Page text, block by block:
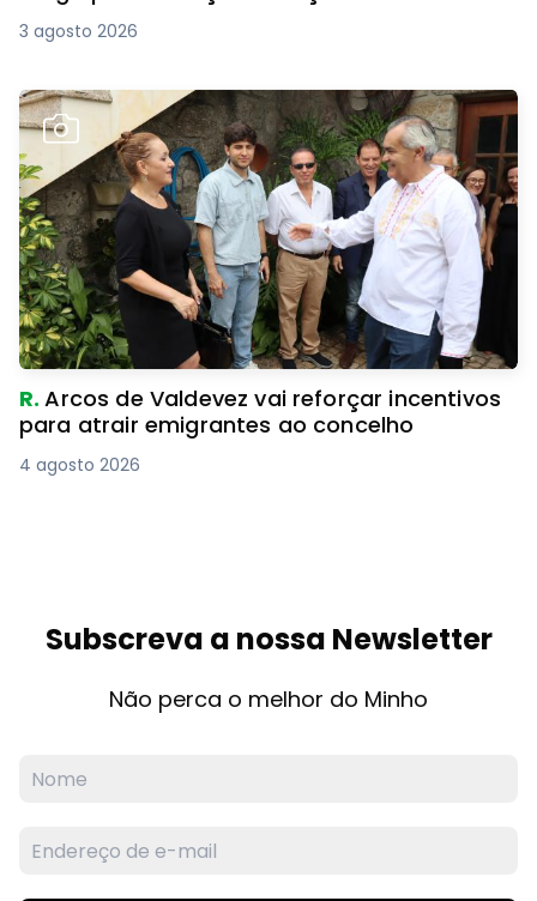
3 agosto 2026
R.Arcos de Valdevez vai reforçar incentivos
para atrair emigrantes ao concelho
4 agosto 2026
Subscreva a nossa Newsletter
Não perca o melhor do Minho